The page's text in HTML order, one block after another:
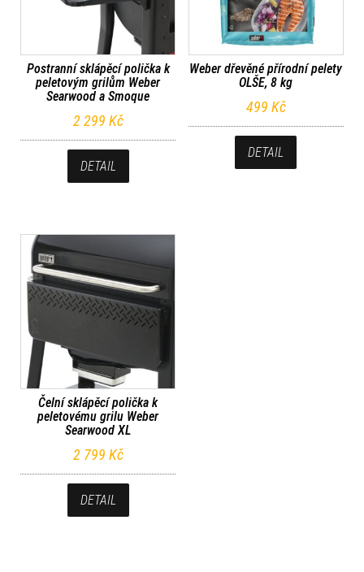
Postranní sklápěcí polička k
peletovým grilům Weber
Searwood a Smoque
2 299 Kč
DETAIL
Weber dřevěné přírodní pelety
OLŠE, 8 kg
499 Kč
DETAIL
Čelní sklápěcí polička k
peletovému grilu Weber
Searwood XL
2 799 Kč
DETAIL